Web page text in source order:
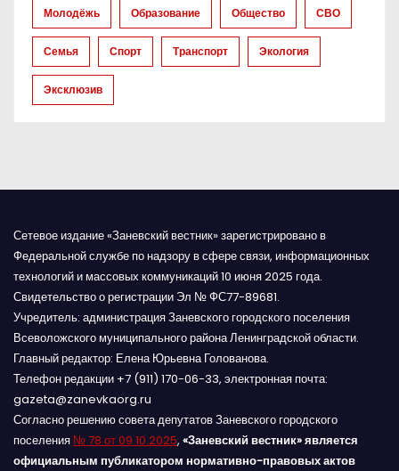
пМолодёжь Образование Общество СВО
Семья Спорт Транспорт Экология
Эксклюзив
Сетевое издание «Заневский вестник» зарегистрировано в
Федеральной службе по надзору в сфере связи, информационных
технологий и массовых коммуникаций 10 июня 2025 года.
Свидетельство о регистрации Эл № ФС77-89681.
Учредитель: администрация Заневского городского поселения
Всеволожского муниципального района Ленинградской области.
Главный редактор: Елена Юрьевна Голованова.
Телефон редакции +7 (911) 170-06-33, электронная почта:
gazeta@zanevkaorg.ru
Согласно решению совета депутатов Заневского городского
поселения № 78 от 09.10.2025, «Заневский вестник» является
официальным публикатором нормативно-правовых актов